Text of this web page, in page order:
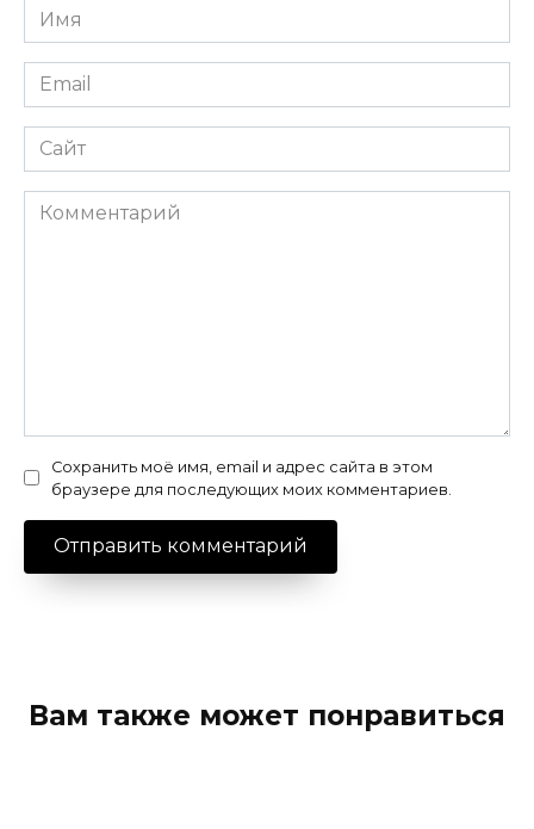
Имя
*
Email
*
Сайт
Комментарий
Сохранить моё имя, email и адрес сайта в этом
браузере для последующих моих комментариев.
Вам также может понравиться